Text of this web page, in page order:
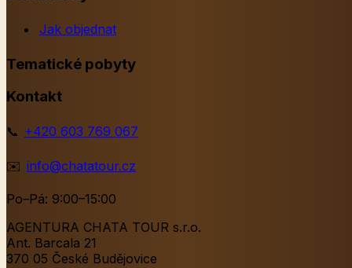
Jak objednat
Tematické pobyty
Kontakt
📞 +420 603 769 067
✉️ info@chatatour.cz
Po–Pá: 9:00–15:00
AGENTURA CHATA TOUR s.r.o.
Ant. Barcala 21
370 05 České Budějovice